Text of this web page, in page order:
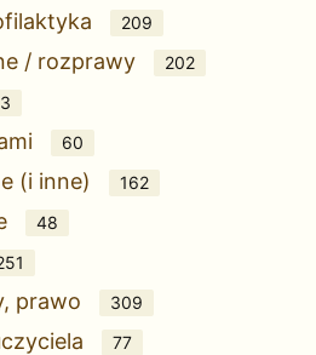
209
/ rozprawy 202
60
(i inne) 162
48
prawo 309
77